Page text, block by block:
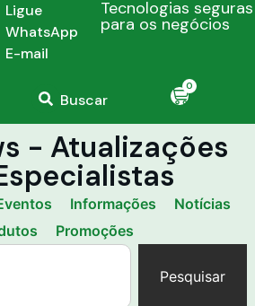
Ligue
WhatsApp
E-mail
Tecnologias seguras
para os negócios
Buscar
0
- Atualizações
Informações
Notícias
Promoções
Pesquisar